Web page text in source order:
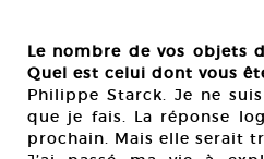
Le nombre de vos objets
Quel est celui dont vous
Philippe Starck. Je ne
que je fais. La réponse
prochain. Mais elle serait